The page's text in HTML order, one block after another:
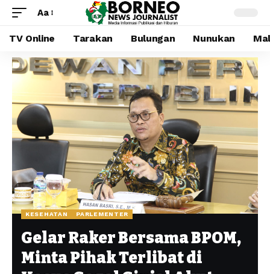
Aa
TV Online Tarakan Bulungan Nunukan
KESEHATAN PARLEMENTER
Gelar Raker Bersama BPOM,
Minta Pihak Terlibat di